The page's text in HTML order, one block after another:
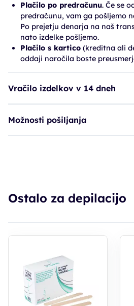
Plačilo po predračunu. Če se
predračunu, vam ga pošljemo
Po prejetju denarja na naš
nato izdelke pošljemo.
Plačilo s kartico (kreditna ali
oddaji naročila boste
Vračilo izdelkov v 14 dneh
Možnosti pošiljanja
Ostalo za depilacijo